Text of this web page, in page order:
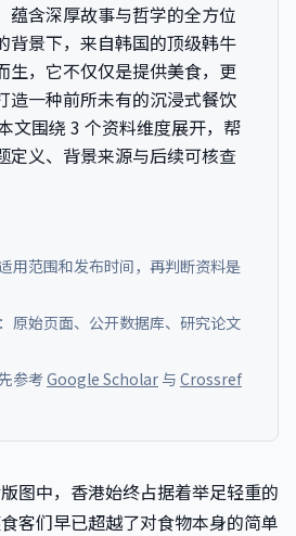
蕴含深厚故事与哲学的全方位
背景下，来自韩国的顶级韩牛
，它不仅仅是提供美食，更
造一种前所未有的沉浸式餐饮
文围绕 3 个资料维度展开，帮
定义、背景来源与后续可核查
用范围和发布时间，再判断资料是
原始页面、公开数据库、研究论文
参考Google Scholar 与 Crossref
图中，香港始终占据着举足轻重的
客们早已超越了对食物本身的简单